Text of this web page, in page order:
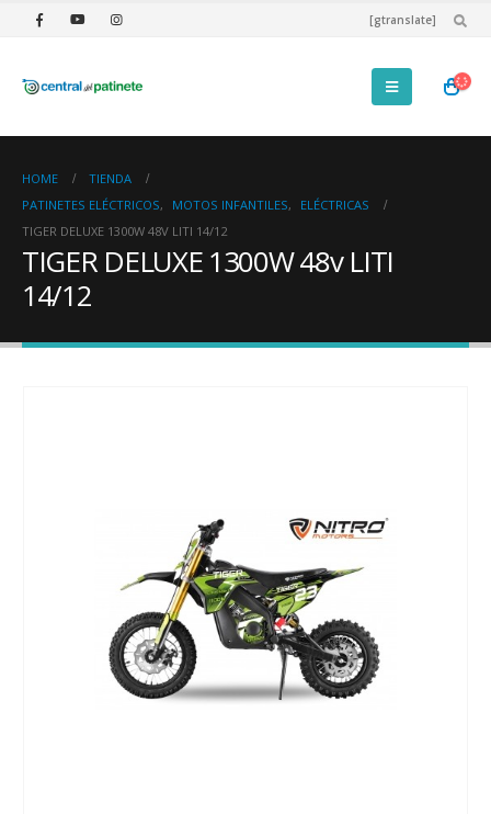
[gtranslate]
HOME
TIENDA
PATINETES ELÉCTRICOS, MOTOS INFANTILES,
ELÉCTRICAS
TIGER DELUXE 1300W 48V LITI 14/12
TIGER DELUXE 1300W 48v LITI
14/12